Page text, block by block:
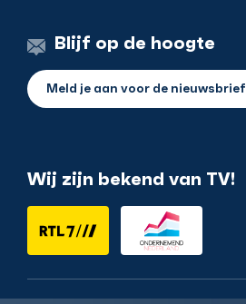
Blijf op de hoogte
Meld je aan voor de nieuwsbrief
Wij zijn bekend van TV!